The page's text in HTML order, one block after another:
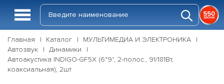
Главная Каталог
МУЛЬТИМЕДИА И ЭЛЕКТРОНИКА
Автозвук
Динамики
Автоакустика INDIGO-GF5X (6*9", 2-полос., 91/181Вт,
коаксиальная), 2шт